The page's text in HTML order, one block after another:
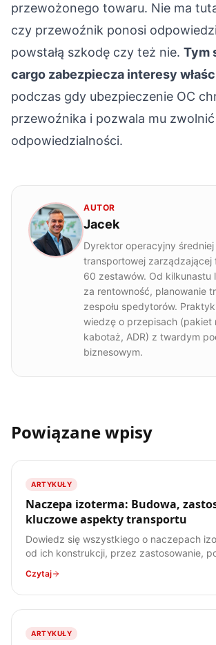
przewożonego towaru. Nie ma
czy przewoźnik ponosi
powstałą szkodę czy też nie. Tym
cargo zabezpiecza interesy
podczas gdy ubezpieczenie OC
przewoźnika i pozwala mu
odpowiedzialności.
AUTOR
Jacek
Dyrektor operacyjny
transportowej zarządzającej
60 zestawów. Od kilkunastu
za rentowność, planowanie
zespołu spedytorów.
wiedzę o przepisach (pakiet
kabotaż, ADR) z twardym
biznesowym.
Powiązane wpisy
ARTYKUŁY
Naczepa izoterma: Budowa,
kluczowe aspekty transportu
Dowiedz się wszystkiego o naczepach
od ich konstrukcji, przez zastosowanie,
wrażliwych na temperaturę.
Czytaj
ARTYKUŁY